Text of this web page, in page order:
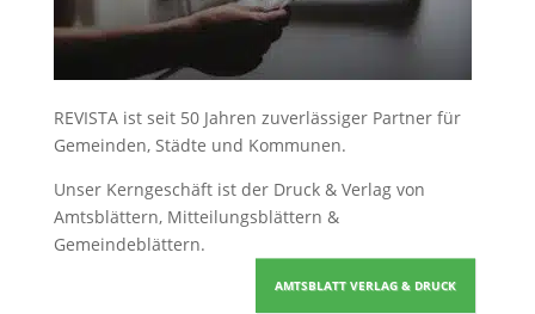
REVISTA ist seit 50 Jahren zuverlässiger Partner für
Gemeinden, Städte und Kommunen.
Unser Kerngeschäft ist der Druck & Verlag von
Amtsblättern, Mitteilungsblättern &
Gemeindeblättern.
AMTSBLATT VERLAG & DRUCK